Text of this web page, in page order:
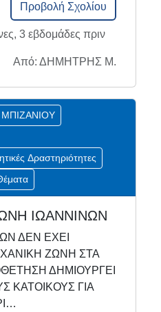
Προβολή Σχολίου
3 εβδομάδες πριν
Από: ΔΗΜΗΤΡΗΣ Μ.
Δραστηριότητες
ΙΩΑΝΝΙΝΩΝ
ΔΕΝ ΕΧΕΙ
ΖΩΝΗ ΣΤΑ
ΔΗΜΙΟΥΡΓΕΙ
ΚΑΤΟΙΚΟΥΣ ΓΙΑ